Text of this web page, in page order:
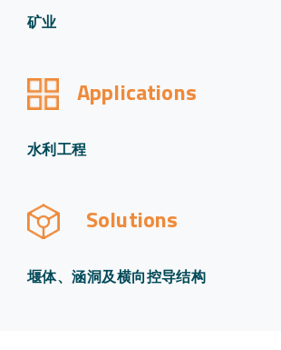
矿业
Applications
水利工程
Solutions
堰体、涵洞及横向控导结构